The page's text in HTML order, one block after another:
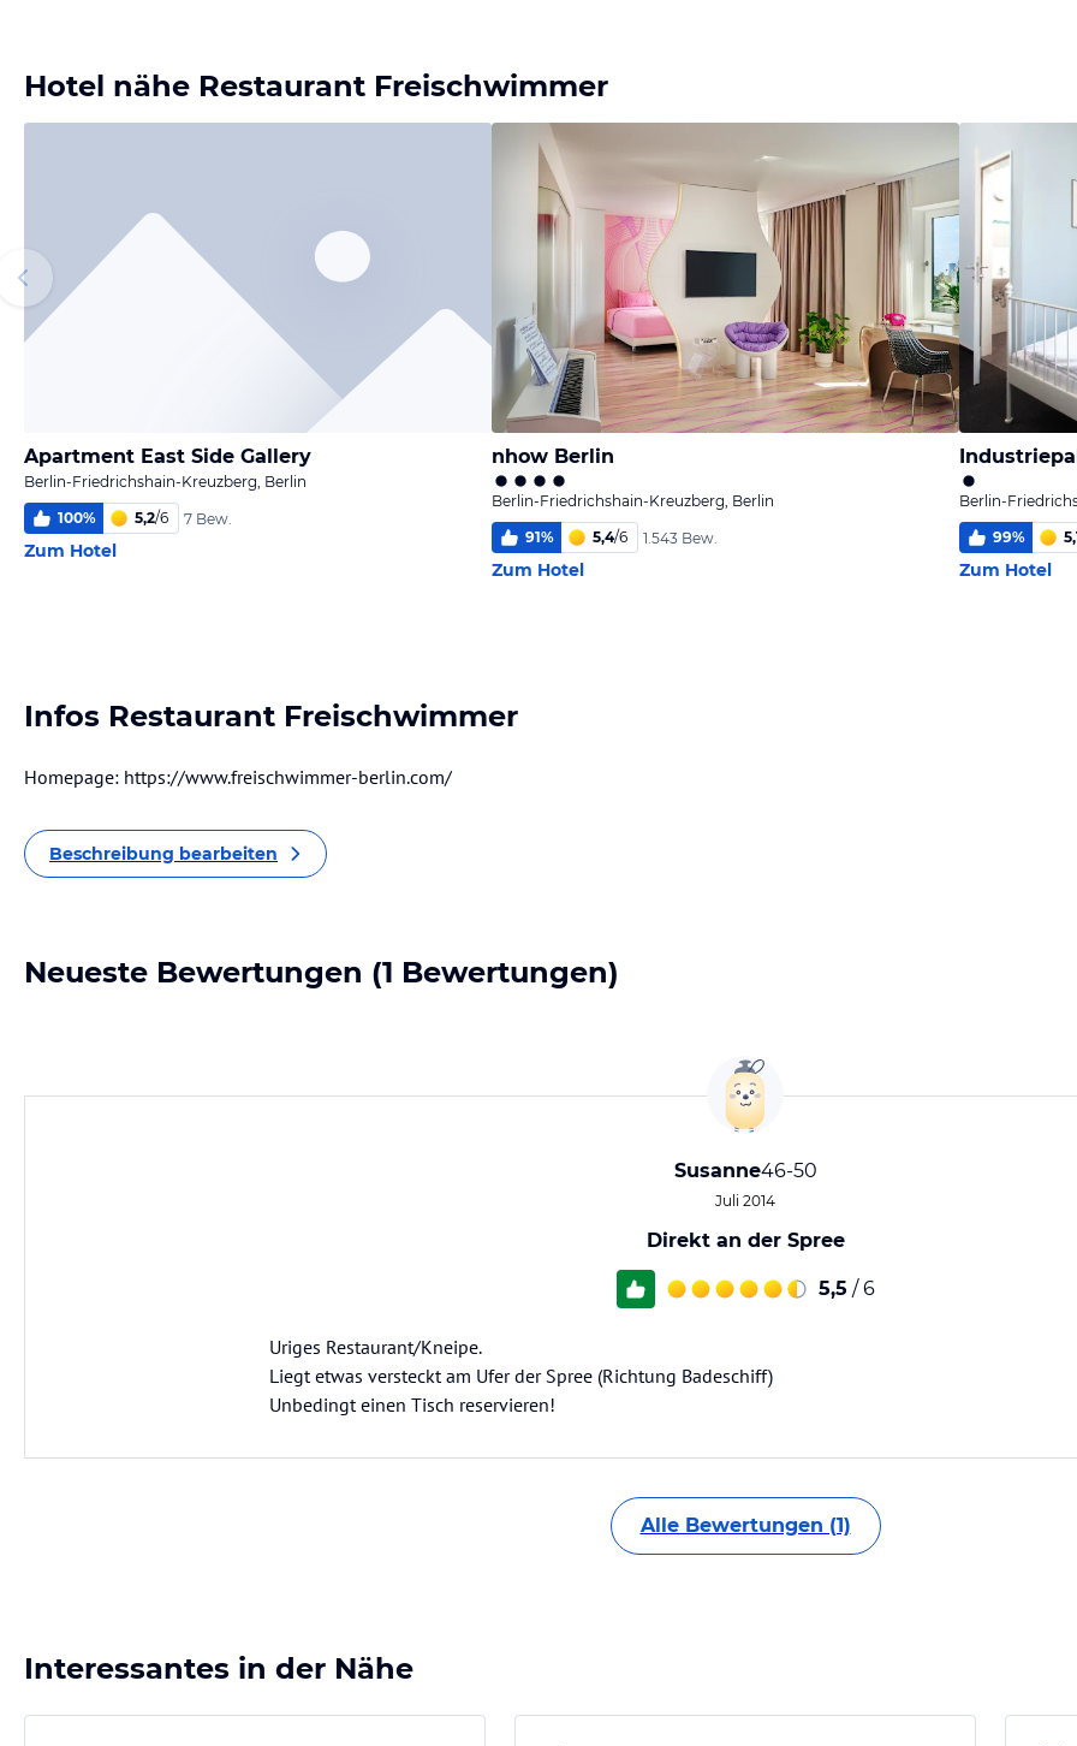
Hotel nähe Restaurant Freischwimmer
Apartment East Side Gallery
Berlin-Friedrichshain-Kreuzberg, Berlin
100% 5,2/6 7 Bew.
Zum Hotel
nhow Berlin
Berlin-Friedrichshain-Kreuzberg, Berlin
91% 5,4/6 1.543 Bew.
Zum Hotel
Berlin-
99%
Zum Hotel
Infos Restaurant Freischwimmer
Homepage: https://www.freischwimmer-berlin.com/
Beschreibung bearbeiten
Neueste Bewertungen (1 Bewertungen)
Susanne46-50
Juli 2014
Direkt an der Spree
5,5 / 6
Uriges Restaurant/Kneipe.
Liegt etwas versteckt am Ufer der Spree (Richtung Badeschiff)
Unbedingt einen Tisch reservieren!
Alle Bewertungen (1)
Interessantes in der Nähe